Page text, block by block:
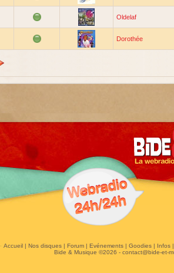
Oldelaf
Dorothée
Accueil| Nos disques| Forum| Evénements| Goodies| Infos
Bide & Musique ©2026 - contact@bide-et-